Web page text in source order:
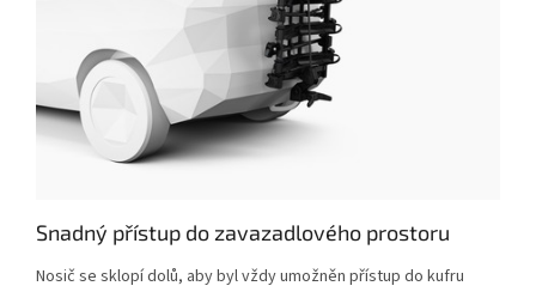
Snadný přístup do zavazadlového prostoru
Nosič se sklopí dolů, aby byl vždy umožněn přístup do kufru